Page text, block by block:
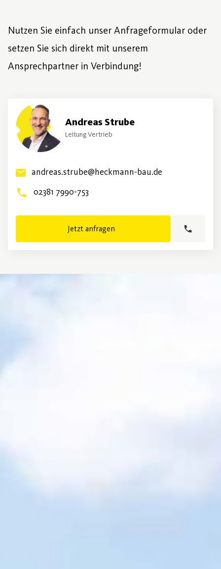
Nutzen Sie einfach unser Anfrageformular oder
setzen Sie sich direkt mit unserem
Ansprechpartner in Verbindung!
Andreas Strube
Leitung Vertrieb
andreas.strube@heckmann-bau.de
02381 7990-753
Jetzt anfragen